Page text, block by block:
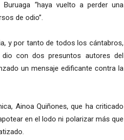
“haya vuelto a perder una
de odio”.
y por tanto de todos los cántabros,
con dos presuntos autores del
un mensaje edificante contra la
Ainoa Quiñones, que ha criticado
en el lodo ni polarizar más que